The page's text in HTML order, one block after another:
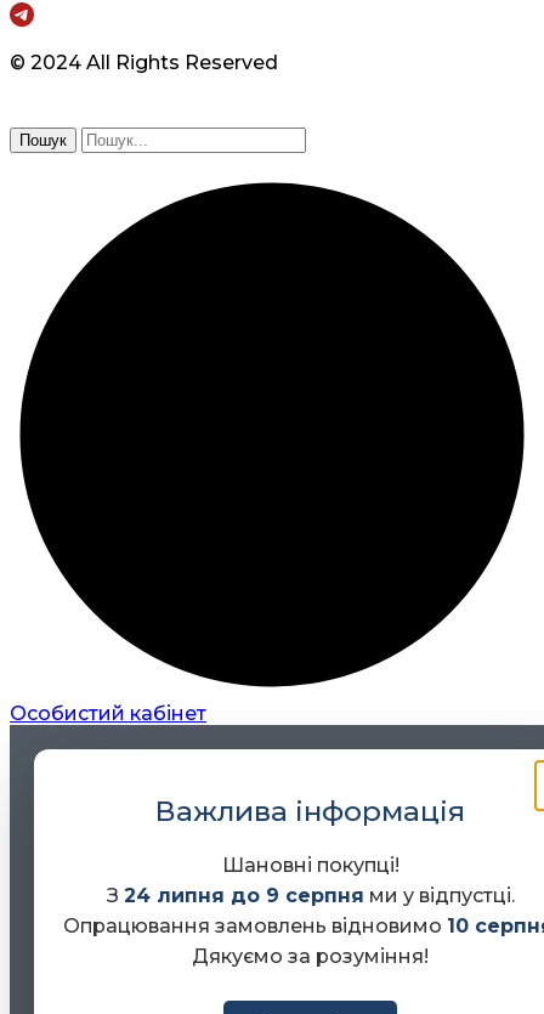
© 2024 All Rights Reserved
Пошук
Особистий кабінет
Важлива інформація
Шановні покупці!
З 24 липня до 9 серпня ми у відпустці.
Опрацювання замовлень відновимо 10
Дякуємо за розуміння!